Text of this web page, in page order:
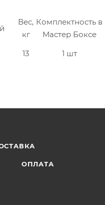
Вес,
кг
Комплектность в
Мастер Боксе
13 1 шт
ОПЛАТА